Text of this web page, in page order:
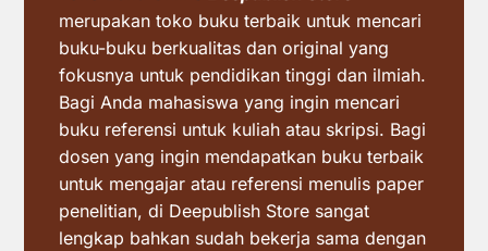
merupakan toko buku terbaik untuk mencari
buku-buku berkualitas dan original yang
fokusnya untuk pendidikan tinggi dan ilmiah.
Bagi Anda mahasiswa yang ingin mencari
buku referensi untuk kuliah atau skripsi. Bagi
dosen yang ingin mendapatkan buku terbaik
untuk mengajar atau referensi menulis paper
penelitian, di Deepublish Store sangat
lengkap bahkan sudah bekerja sama dengan